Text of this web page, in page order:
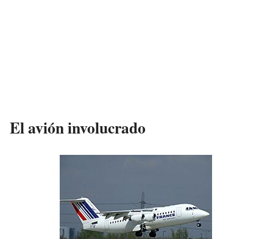
El avión involucrado